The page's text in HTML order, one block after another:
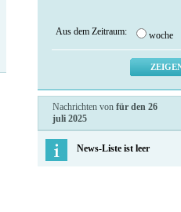
Aus dem Zeitraum: woche
Nachrichten von für den 26
juli 2025
News-Liste ist leer